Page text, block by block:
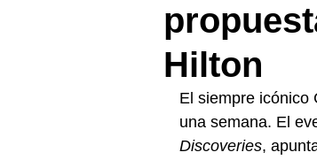
Hilton
El siempre icónico
una semana. El
Discoveries,